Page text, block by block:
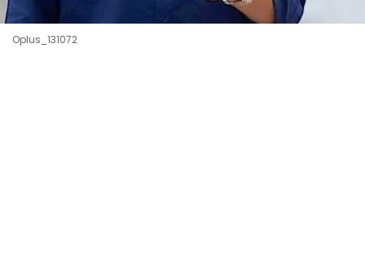
Oplus_131072